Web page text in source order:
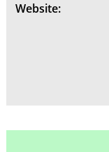
Website: